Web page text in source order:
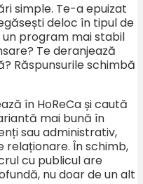
simple. Te-a epuizat
deloc în tipul de
program mai stabil
Te deranjează
Răspunsurile schimbă
în HoReCa și caută
mai bună în
sau administrativ,
În schimb,
cu publicul are
nu doar de un alt